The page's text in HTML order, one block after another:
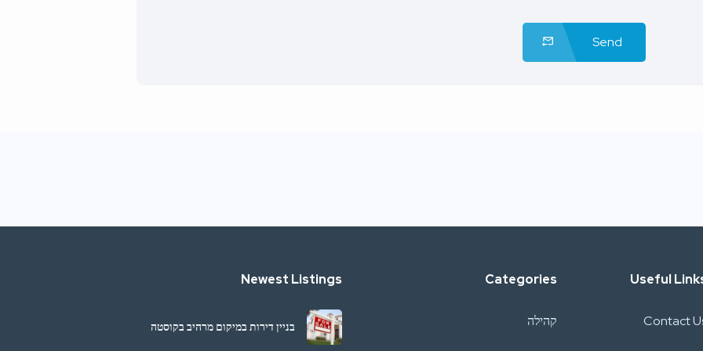
Send
Useful
Contact
Categories
קהילה
Newest Listings
בניין דירות במיקום מרהיב בקוסטה